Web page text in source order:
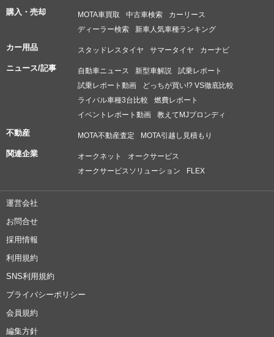
購入・売却 MOTA車買取 中古車検索
カーリース
ディーラー検索
新車人気車種ランキング
カー用品 スタッドレスタイヤ サマータイヤ カーナビ
ニュース/記事 自動車ニュース 新型車解説
試乗レポート
試乗レポート動画
どっちが買い!? VS徹底比較
ライバル車種3台比較
燃費レポート
イベントレポート動画
教えてMJブロンディ
不動産 MOTA不動産査定 MOTA引越し見積もり
関連企業 オークネット
オークサービス
オークサービスソリューション
FLEX
運営会社
お問合せ
採用情報
利用規約
SNS利用規約
プライバシーポリシー
会員規約
編集方針